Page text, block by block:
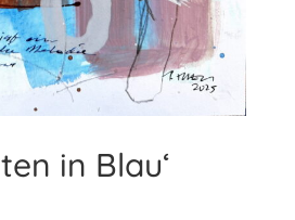
in Blau‘